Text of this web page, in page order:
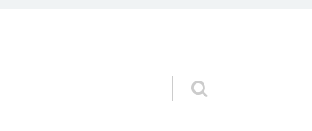
Pular para o conteúdo